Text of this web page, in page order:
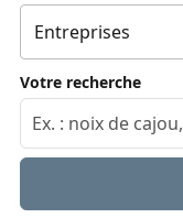
Votre recherche